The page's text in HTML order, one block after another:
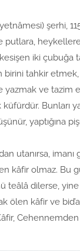
şerhi,
putlara,
iki çubuğa
birini tahkir
yazmak ve tazim
Bunları
yaptığına
utanırsa,
kâfir olmaz. Bu
teâlâ dilerse,
ölen kâfir ve
Cehennemden